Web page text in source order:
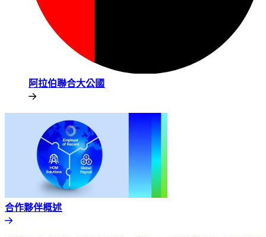
阿拉伯聯合大公國​​
合作夥伴概述​​